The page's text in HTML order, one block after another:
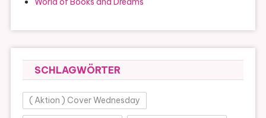
SCHLAGWÖRTER
( Aktion ) Cover Wednesday